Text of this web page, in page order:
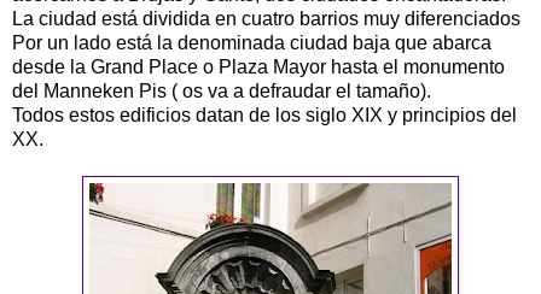
La ciudad está dividida en cuatro barrios muy diferenciados
Por un lado está la denominada ciudad baja que abarca
desde la Grand Place o Plaza Mayor hasta el monumento
del Manneken Pis ( os va a defraudar el tamaño).
Todos estos edificios datan de los siglo XIX y principios del
XX.